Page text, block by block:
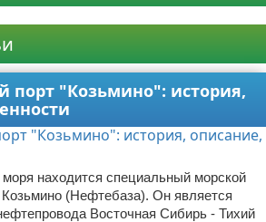
порт "Козьмино": история,
моря находится специальный морской
(Нефтебаза). Он является
Восточная Сибирь - Тихий